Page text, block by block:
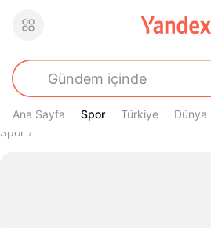
Ana Sayfa Spor
Spor Türkiye Dünya
Buradasın
Spor›